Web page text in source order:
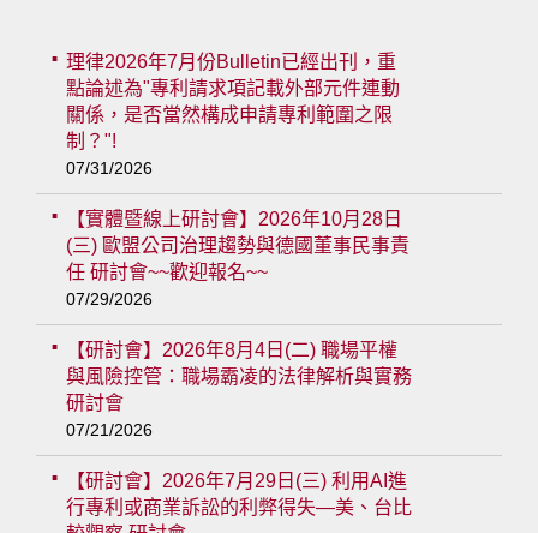
理律2026年7月份Bulletin已經出刊，重
點論述為"專利請求項記載外部元件連動
關係，是否當然構成申請專利範圍之限
制？"!
07/31/2026
【實體暨線上研討會】2026年10月28日
(三) 歐盟公司治理趨勢與德國董事民事責
任 研討會~~歡迎報名~~
07/29/2026
【研討會】2026年8月4日(二) 職場平權
與風險控管：職場霸凌的法律解析與實務
研討會
07/21/2026
【研討會】2026年7月29日(三) 利用AI進
行專利或商業訴訟的利弊得失—美、台比